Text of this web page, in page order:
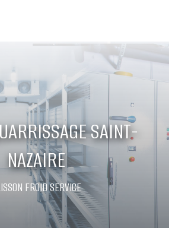
SAINT-
NAZAIRE
FROID SERVICE
cookies